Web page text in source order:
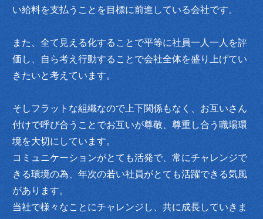
い給料を支払うことを目標に前進している会社です。
また、全て見える化することで平等に社員一人一人を評
価し、自ら考え行動することで会社全体を盛り上げてい
きたいと考えています。
そしフラットな組織なので上下関係もなく、お互いさん
付けで呼び合うことでお互いが尊敬、尊重し合う職場環
境を大切にしています。
コミュニケーションがとても活発で、常にチャレンジで
きる環境の為、年次の若い社員がとても活躍できる気風
があります。
当社で様々なことにチャレンジし、共に成長していきま